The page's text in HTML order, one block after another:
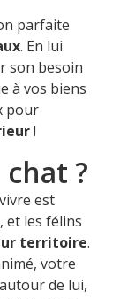
parfaite
. En lui
son besoin
à vos biens
pour
!
?
est
et les félins
territoire.
votre
de lui,